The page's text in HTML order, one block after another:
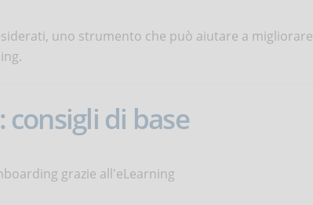
uno strumento che può aiutare a migliorare
di base
grazie all'eLearning